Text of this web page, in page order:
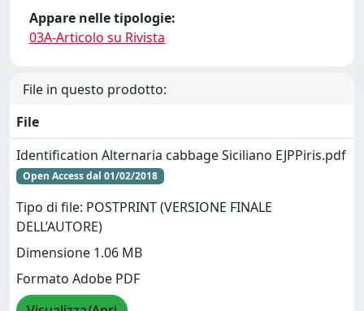
Appare nelle tipologie:
03A-Articolo su Rivista
File in questo prodotto:
File
Identification Alternaria cabbage Siciliano EJPPiris.pdf
Open Access dal 01/02/2018
Tipo di file: POSTPRINT (VERSIONE FINALE
DELL’AUTORE)
Dimensione 1.06 MB
Formato Adobe PDF